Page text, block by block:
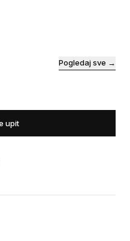
Pogledaj sve →
upit